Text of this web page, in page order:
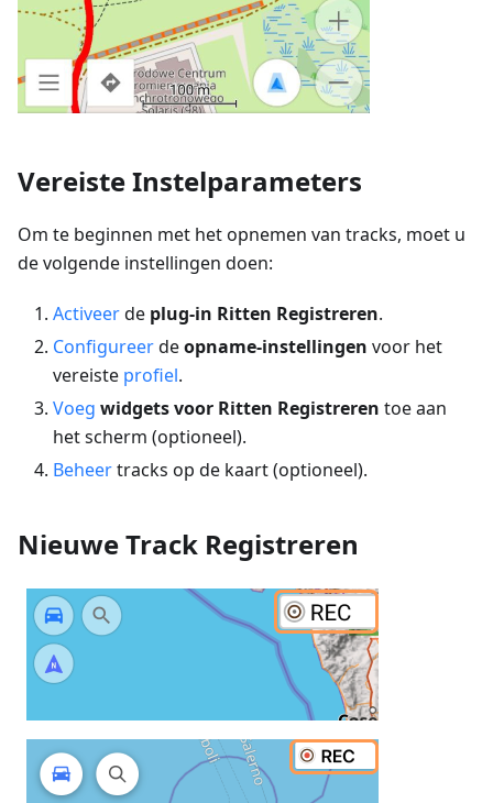
Vereiste Instelparameters
Om te beginnen met het opnemen van tracks, moet u
de volgende instellingen doen:
Activeerde plug-in Ritten Registreren.
Configureerdeopname-instellingen voor het
vereiste profiel.
Voeg widgets voor Ritten Registreren toe aan
het scherm (optioneel).
Beheertracks op de kaart (optioneel).
Nieuwe Track Registreren